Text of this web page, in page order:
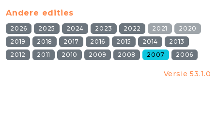
Andere edities
2026 2025 2024 2023 2022 2021
2020
2019
2018 2017 2016 2015 2014
2013
2012
2011 2010 2009 2008 2007 2006
Versie 53.1.0